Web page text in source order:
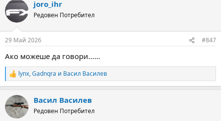
c
t
i
n
s
joro_ihr
Редовен Потребител
29 Май 2026 #847
Ако можеше да говори......
R
e
c
t
i
lynx,Gadnqra и Васил Василев
Васил Василев
Редовен Потребител